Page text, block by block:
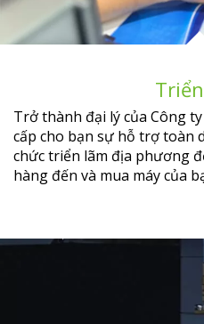
Trở thành đại lý của Công
cấp cho bạn sự hỗ trợ toàn
chức triển lãm địa phương
hàng đến và mua máy của